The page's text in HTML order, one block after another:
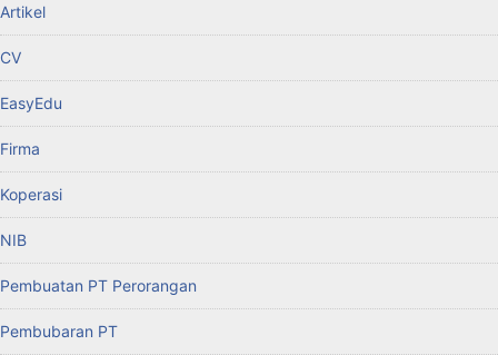
Artikel
CV
EasyEdu
Firma
Koperasi
NIB
Pembuatan PT Perorangan
Pembubaran PT